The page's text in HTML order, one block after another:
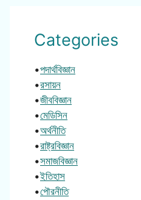
Categories
•পদার্থবিজ্ঞান
•রসায়ন
•জীববিজ্ঞান
•মেডিসিন
•অর্থনীতি
•রাষ্ট্রবিজ্ঞান
•সমাজবিজ্ঞান
•ইতিহাস
•পৌরনীতি